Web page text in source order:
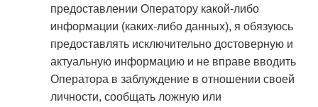
предоставлении Оператору какой-либо
информации (каких-либо данных), я обязуюсь
предоставлять исключительно достоверную и
актуальную информацию и не вправе вводить
Оператора в заблуждение в отношении своей
личности, сообщать ложную или